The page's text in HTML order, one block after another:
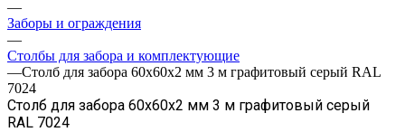
—
Заборы и ограждения
—
Столбы для забора и комплектующие
—Столб для забора 60х60х2 мм 3 м графитовый серый RAL
7024
Столб для забора 60х60х2 мм 3 м графитовый серый
RAL 7024